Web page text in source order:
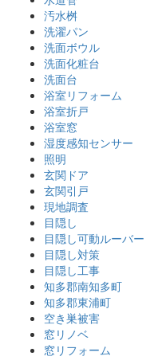
汚水桝
洗濯パン
洗面ボウル
洗面化粧台
洗面台
浴室リフォーム
浴室折戸
浴室窓
湿度感知センサー
照明
玄関ドア
玄関引戸
現地調査
目隠し
目隠し可動ルーバー
目隠し対策
目隠し工事
知多郡南知多町
知多郡東浦町
空き巣被害
窓リノベ
窓リフォーム